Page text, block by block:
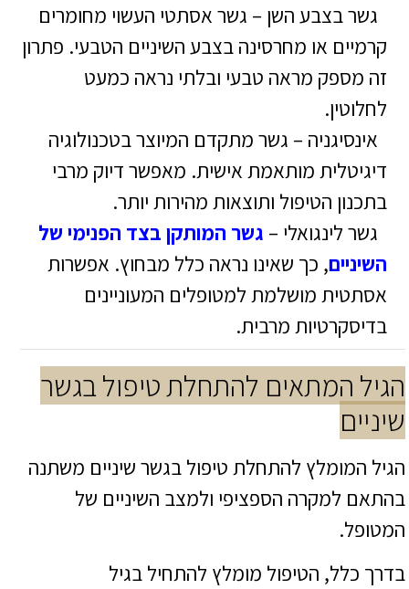
גשר בצבע השן – גשר אסתטי העשוי מחומרים
קרמיים או מחרסינה בצבע השיניים הטבעי. פתרון
זה מספק מראה טבעי ובלתי נראה כמעט
לחלוטין.
אינסיגניה – גשר מתקדם המיוצר בטכנולוגיה
דיגיטלית מותאמת אישית. מאפשר דיוק מרבי
בתכנון הטיפול ותוצאות מהירות יותר.
גשר לינגואלי – גשר המותקן בצד הפנימי של
השיניים, כך שאינו נראה כלל מבחוץ. אפשרות
אסתטית מושלמת למטופלים המעוניינים
בדיסקרטיות מרבית.
הגיל המתאים להתחלת טיפול בגשר
שיניים
הגיל המומלץ להתחלת טיפול בגשר שיניים משתנה
בהתאם למקרה הספציפי ולמצב השיניים של
המטופל.
בדרך כלל, הטיפול מומלץ להתחיל בגיל